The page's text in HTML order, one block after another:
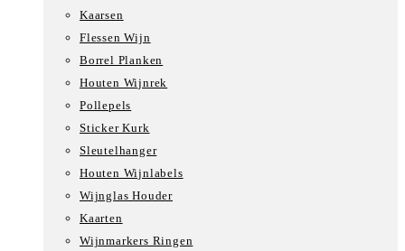
Kaarsen
Flessen Wijn
Borrel Planken
Houten Wijnrek
Pollepels
Sticker Kurk
Sleutelhanger
Houten Wijnlabels
Wijnglas Houder
Kaarten
Wijnmarkers Ringen